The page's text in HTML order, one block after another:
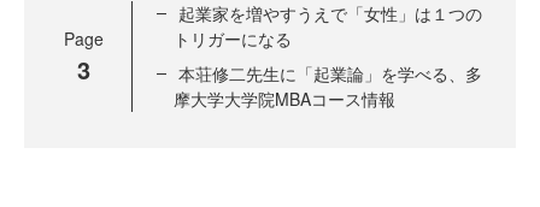
Page
3
起業家を増やすうえで「女性」は１つの
トリガーになる
本荘修二先生に「起業論」を学べる、多
摩大学大学院MBAコース情報